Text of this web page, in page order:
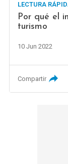
LECTURA
Por qué el
turismo
10 Jun 2022
Compartir